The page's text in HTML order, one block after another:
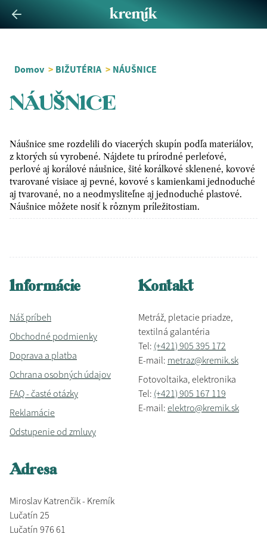
Domov > BIŽUTÉRIA > NÁUŠNICE
NÁUŠNICE
Náušnice sme rozdelili do viacerých skupín podľa materiálov,
z ktorých sú vyrobené. Nájdete tu prírodné perleťové,
perlové aj korálové náušnice, šité korálkové sklenené, kovové
tvarované visiace aj pevné, kovové s kamienkami jednoduché
aj tvarované, no a neodmysliteľne aj jednoduché plastové.
Náušnice môžete nosiť k rôznym príležitostiam.
Informácie
Náš príbeh
Obchodné podmienky
Doprava a platba
Ochrana osobných údajov
FAQ - časté otázky
Reklamácie
Odstupenie od zmluvy
Kontakt
Metráž, pletacie priadze,
textilná galantéria
Tel: (+421) 905 395 172
E-mail: metraz@kremik.sk
Fotovoltaika, elektronika
Tel: (+421) 905 167 119
E-mail: elektro@kremik.sk
Adresa
Miroslav Katrenčik - Kremík
Lučatín 25
Lučatín 976 61